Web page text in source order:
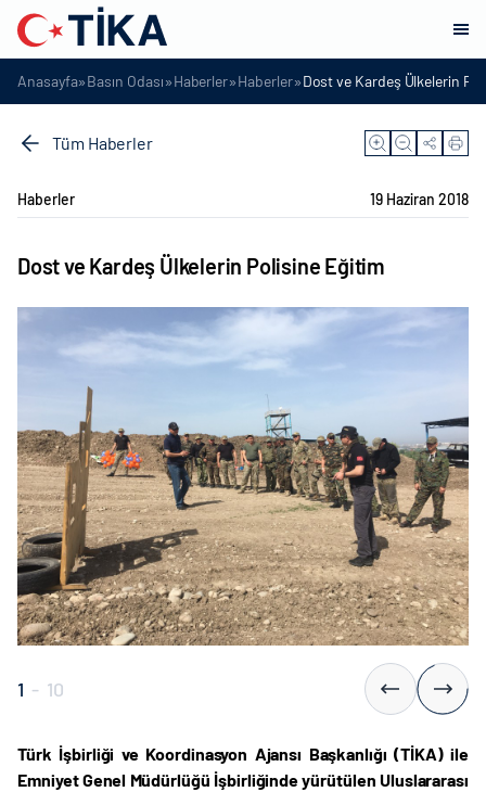
Anasayfa»Basın Odası»Haberler»Haberler»Dost ve Kardeş Ülkelerin
Tüm Haberler
Haberler 19 Haziran 2018
Dost ve Kardeş Ülkelerin Polisine Eğitim
1 - 10
Türk İşbirliği ve Koordinasyon Ajansı Başkanlığı (TİKA) ile
Emniyet Genel Müdürlüğü İşbirliğinde yürütülen Uluslararası